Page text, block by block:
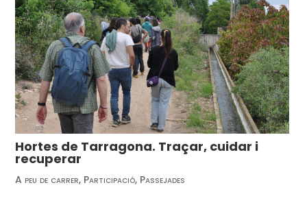
Hortes de Tarragona. Traçar, cuidar i
recuperar
A peu de carrer, Participació, Passejades